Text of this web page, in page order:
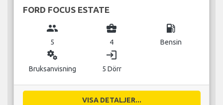
FORD FOCUS ESTATE
group
5
business_center
4
local_gas_station
Bensin
miscellaneous_services
Bruksanvisning
login
5 Dörr
VISA DETALJER...